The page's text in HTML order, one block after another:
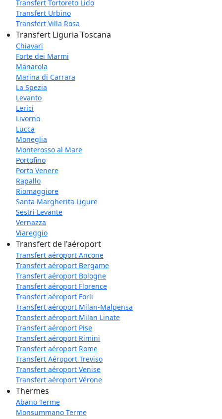
Transfert Tortoreto Lido
Transfert Urbino
Transfert Villa Rosa
Transfert Liguria Toscana
Chiavari
Forte dei Marmi
Manarola
Marina di Carrara
La Spezia
Levanto
Lerici
Livorno
Lucca
Moneglia
Monterosso al Mare
Portofino
Porto Venere
Rapallo
Riomaggiore
Santa Margherita Ligure
Sestri Levante
Vernazza
Viareggio
Transfert de l'aéroport
Transfert aéroport Ancone
Transfert aéroport Bergame
Transfert aéroport Bologne
Transfert aéroport Florence
Transfert aéroport Forli
Transfert aéroport Milan-Malpensa
Transfert aéroport Milan Linate
Transfert aéroport Pise
Transfert aéroport Rimini
Transfert aéroport Rome
Transfert Aéroport Treviso
Transfert aéroport Venise
Transfert aéroport Vérone
Thermes
Abano Terme
Monsummano Terme